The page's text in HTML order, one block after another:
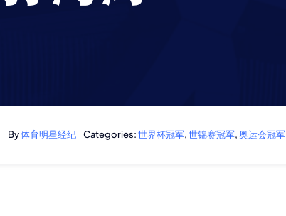
By体育明星经纪 Categories:世界杯冠军,世锦赛冠军,奥运会冠军